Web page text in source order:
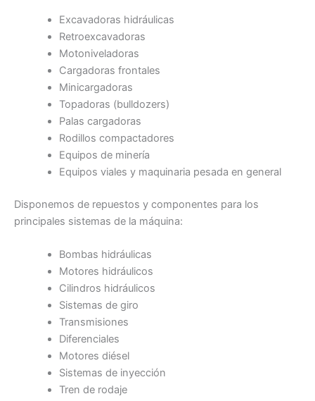
Excavadoras hidráulicas
Retroexcavadoras
Motoniveladoras
Cargadoras frontales
Minicargadoras
Topadoras (bulldozers)
Palas cargadoras
Rodillos compactadores
Equipos de minería
Equipos viales y maquinaria pesada en general
Disponemos de repuestos y componentes para los
principales sistemas de la máquina:
Bombas hidráulicas
Motores hidráulicos
Cilindros hidráulicos
Sistemas de giro
Transmisiones
Diferenciales
Motores diésel
Sistemas de inyección
Tren de rodaje